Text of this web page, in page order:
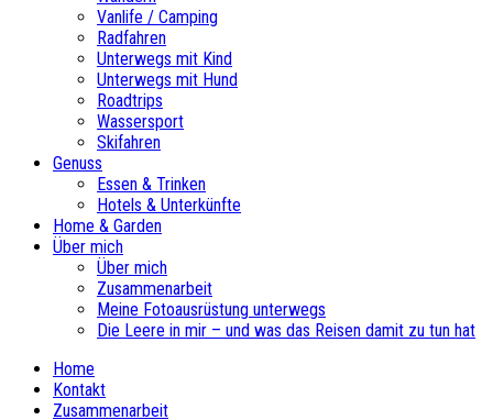
Vanlife / Camping
Radfahren
Unterwegs mit Kind
Unterwegs mit Hund
Roadtrips
Wassersport
Skifahren
Genuss
Essen & Trinken
Hotels & Unterkünfte
Home & Garden
Über mich
Über mich
Zusammenarbeit
Meine Fotoausrüstung unterwegs
Die Leere in mir – und was das Reisen damit zu tun hat
Home
Kontakt
Zusammenarbeit